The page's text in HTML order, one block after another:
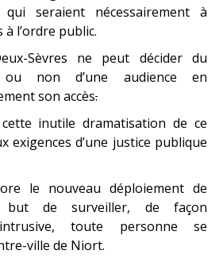
seraient nécessairement à
l’ordre public.
Sèvres ne peut décider du
ou non d’une audience en
son accès.
cette inutile dramatisation de ce
exigences d’une justice publique
le nouveau déploiement de
de surveiller, de façon
toute personne se
ville de Niort.